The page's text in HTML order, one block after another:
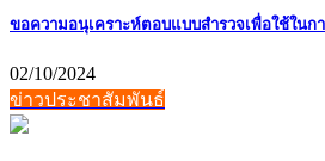
ขอความอนุเคราะห์ตอบแบบสำรวจเพื่อใช้ในก
02/10/2024
ข่าวประชาสัมพันธ์